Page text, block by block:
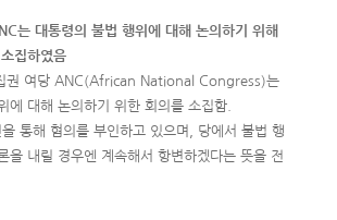
는 대통령의 불법 행위에 대해 논의하기 위해
집하였음
권 여당 ANC(African National Congress)는
에 대해 논의하기 위한 회의를 소집함.
통해 혐의를 부인하고 있으며, 당에서 불법 행
을 내릴 경우엔 계속해서 항변하겠다는 뜻을 전